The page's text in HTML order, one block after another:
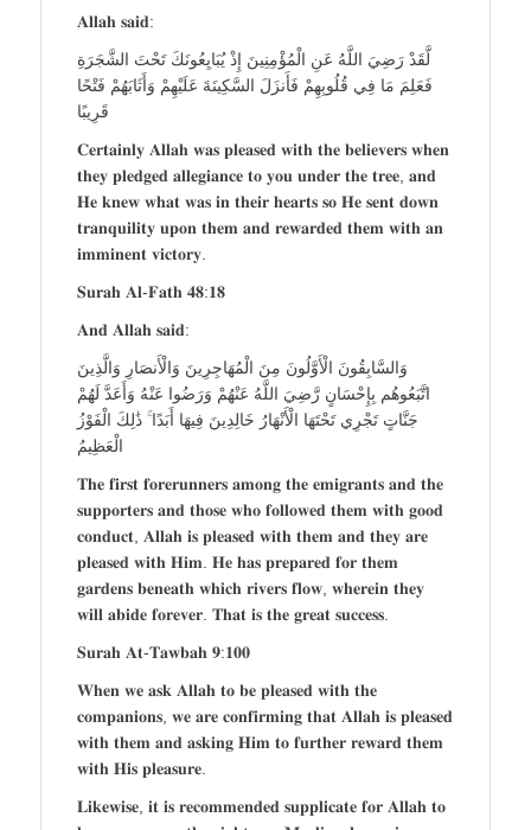
𝐀𝐥𝐥𝐚𝐡 𝐬𝐚𝐢𝐝:
لَّقَدْ رَضِيَ اللَّهُ عَنِ الْمُؤْمِنِينَ إِذْ يُبَايِعُونَكَ تَحْتَ الشَّجَرَةِ
فَعَلِمَ مَا فِي قُلُوبِهِمْ فَأَنزَلَ السَّكِينَةَ عَلَيْهِمْ وَأَثَابَهُمْ فَتْحًا
قَرِيبًا
𝐂𝐞𝐫𝐭𝐚𝐢𝐧𝐥𝐲 𝐀𝐥𝐥𝐚𝐡 𝐰𝐚𝐬 𝐩𝐥𝐞𝐚𝐬𝐞𝐝 𝐰𝐢𝐭𝐡 𝐭𝐡𝐞 𝐛𝐞𝐥𝐢𝐞𝐯𝐞𝐫𝐬 𝐰𝐡𝐞𝐧
𝐭𝐡𝐞𝐲 𝐩𝐥𝐞𝐝𝐠𝐞𝐝 𝐚𝐥𝐥𝐞𝐠𝐢𝐚𝐧𝐜𝐞 𝐭𝐨 𝐲𝐨𝐮 𝐮𝐧𝐝𝐞𝐫 𝐭𝐡𝐞 𝐭𝐫𝐞𝐞, 𝐚𝐧𝐝
𝐇𝐞 𝐤𝐧𝐞𝐰 𝐰𝐡𝐚𝐭 𝐰𝐚𝐬 𝐢𝐧 𝐭𝐡𝐞𝐢𝐫 𝐡𝐞𝐚𝐫𝐭𝐬 𝐬𝐨 𝐇𝐞 𝐬𝐞𝐧𝐭 𝐝𝐨𝐰𝐧
𝐭𝐫𝐚𝐧𝐪𝐮𝐢𝐥𝐢𝐭𝐲 𝐮𝐩𝐨𝐧 𝐭𝐡𝐞𝐦 𝐚𝐧𝐝 𝐫𝐞𝐰𝐚𝐫𝐝𝐞𝐝 𝐭𝐡𝐞𝐦 𝐰𝐢𝐭𝐡 𝐚𝐧
𝐢𝐦𝐦𝐢𝐧𝐞𝐧𝐭 𝐯𝐢𝐜𝐭𝐨𝐫𝐲.
𝐒𝐮𝐫𝐚𝐡 𝐀𝐥-𝐅𝐚𝐭𝐡 𝟒𝟖:𝟏𝟖
𝐀𝐧𝐝 𝐀𝐥𝐥𝐚𝐡 𝐬𝐚𝐢𝐝:
وَالسَّابِقُونَ الْأَوَّلُونَ مِنَ الْمُهَاجِرِينَ وَالْأَنصَارِ وَالَّذِينَ
اتَّبَعُوهُم بِإِحْسَانٍ رَّضِيَ اللَّهُ عَنْهُمْ وَرَضُوا عَنْهُ وَأَعَدَّ لَهُمْ
جَنَّاتٍ تَجْرِي تَحْتَهَا الْأَنْهَارُ خَالِدِينَ فِيهَا أَبَدًا ۚ ذَٰلِكَ الْفَوْزُ
الْعَظِيمُ
𝐓𝐡𝐞 𝐟𝐢𝐫𝐬𝐭 𝐟𝐨𝐫𝐞𝐫𝐮𝐧𝐧𝐞𝐫𝐬 𝐚𝐦𝐨𝐧𝐠 𝐭𝐡𝐞 𝐞𝐦𝐢𝐠𝐫𝐚𝐧𝐭𝐬 𝐚𝐧𝐝 𝐭𝐡𝐞
𝐬𝐮𝐩𝐩𝐨𝐫𝐭𝐞𝐫𝐬 𝐚𝐧𝐝 𝐭𝐡𝐨𝐬𝐞 𝐰𝐡𝐨 𝐟𝐨𝐥𝐥𝐨𝐰𝐞𝐝 𝐭𝐡𝐞𝐦 𝐰𝐢𝐭𝐡 𝐠𝐨𝐨𝐝
𝐜𝐨𝐧𝐝𝐮𝐜𝐭, 𝐀𝐥𝐥𝐚𝐡 𝐢𝐬 𝐩𝐥𝐞𝐚𝐬𝐞𝐝 𝐰𝐢𝐭𝐡 𝐭𝐡𝐞𝐦 𝐚𝐧𝐝 𝐭𝐡𝐞𝐲 𝐚𝐫𝐞
𝐩𝐥𝐞𝐚𝐬𝐞𝐝 𝐰𝐢𝐭𝐡 𝐇𝐢𝐦. 𝐇𝐞 𝐡𝐚𝐬 𝐩𝐫𝐞𝐩𝐚𝐫𝐞𝐝 𝐟𝐨𝐫 𝐭𝐡𝐞𝐦
𝐠𝐚𝐫𝐝𝐞𝐧𝐬 𝐛𝐞𝐧𝐞𝐚𝐭𝐡 𝐰𝐡𝐢𝐜𝐡 𝐫𝐢𝐯𝐞𝐫𝐬 𝐟𝐥𝐨𝐰, 𝐰𝐡𝐞𝐫𝐞𝐢𝐧 𝐭𝐡𝐞𝐲
𝐰𝐢𝐥𝐥 𝐚𝐛𝐢𝐝𝐞 𝐟𝐨𝐫𝐞𝐯𝐞𝐫. 𝐓𝐡𝐚𝐭 𝐢𝐬 𝐭𝐡𝐞 𝐠𝐫𝐞𝐚𝐭 𝐬𝐮𝐜𝐜𝐞𝐬𝐬.
𝐒𝐮𝐫𝐚𝐡 𝐀𝐭-𝐓𝐚𝐰𝐛𝐚𝐡 𝟗:𝟏𝟎𝟎
𝐖𝐡𝐞𝐧 𝐰𝐞 𝐚𝐬𝐤 𝐀𝐥𝐥𝐚𝐡 𝐭𝐨 𝐛𝐞 𝐩𝐥𝐞𝐚𝐬𝐞𝐝 𝐰𝐢𝐭𝐡 𝐭𝐡𝐞
𝐜𝐨𝐦𝐩𝐚𝐧𝐢𝐨𝐧𝐬, 𝐰𝐞 𝐚𝐫𝐞 𝐜𝐨𝐧𝐟𝐢𝐫𝐦𝐢𝐧𝐠 𝐭𝐡𝐚𝐭 𝐀𝐥𝐥𝐚𝐡 𝐢𝐬 𝐩𝐥𝐞𝐚𝐬𝐞𝐝
𝐰𝐢𝐭𝐡 𝐭𝐡𝐞𝐦 𝐚𝐧𝐝 𝐚𝐬𝐤𝐢𝐧𝐠 𝐇𝐢𝐦 𝐭𝐨 𝐟𝐮𝐫𝐭𝐡𝐞𝐫 𝐫𝐞𝐰𝐚𝐫𝐝 𝐭𝐡𝐞𝐦
𝐰𝐢𝐭𝐡 𝐇𝐢𝐬 𝐩𝐥𝐞𝐚𝐬𝐮𝐫𝐞.
𝐋𝐢𝐤𝐞𝐰𝐢𝐬𝐞, 𝐢𝐭 𝐢𝐬 𝐫𝐞𝐜𝐨𝐦𝐦𝐞𝐧𝐝𝐞𝐝 𝐬𝐮𝐩𝐩𝐥𝐢𝐜𝐚𝐭𝐞 𝐟𝐨𝐫 𝐀𝐥𝐥𝐚𝐡 𝐭𝐨